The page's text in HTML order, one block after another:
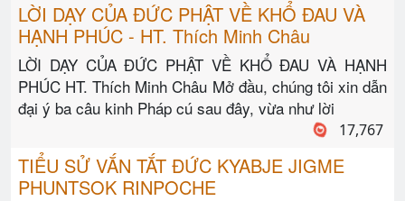
LỜI DẠY CỦA ĐỨC PHẬT VỀ KHỔ ĐAU VÀ
HẠNH PHÚC - HT. Thích Minh Châu
LỜI DẠY CỦA ĐỨC PHẬT VỀ KHỔ ĐAU VÀ HẠNH
PHÚC HT. Thích Minh Châu Mở đầu, chúng tôi xin dẫn
đại ý ba câu kinh Pháp cú sau đây, vừa như lời
17,767
TIỂU SỬ VẮN TẮT ĐỨC KYABJE JIGME
PHUNTSOK RINPOCHE